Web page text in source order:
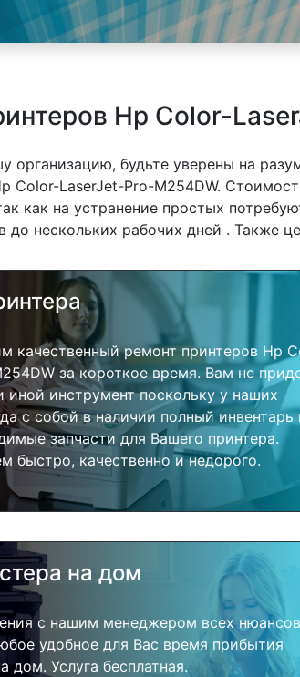
Hp Color-
организацию, будьте уверены на
Color-LaserJet-Pro-M254DW.
как на устранение простых
до нескольких рабочих дней . Также
качественный ремонт принтеров Hp
за короткое время. Вам не
иной инструмент поскольку у наших
с собой в наличии полный инвентарь
запчасти для Вашего принтера.
быстро, качественно и недорого.
на дом
с нашим менеджером всех
удобное для Вас время прибытия
дом. Услуга бесплатная.